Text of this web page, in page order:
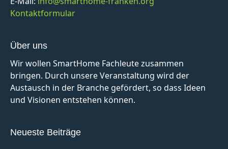
Kontaktformular
Über uns
Wir wollen SmartHome Fachleute zusammen
bringen. Durch unsere Veranstaltung wird der
Austausch in der Branche gefördert, so dass Ideen
und Visionen entstehen können.
Neueste Beiträge